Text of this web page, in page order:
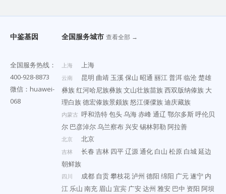
中鉴基因
全国服务热线：
400-928-8873
微信：huawei-
068
全国服务城市 查看全部 →
上海 上海
云南 昆明 曲靖 玉溪保山 昭通 丽江普洱临沧楚雄
彝族红河哈尼族彝族文山壮族苗族西双版纳傣族 大
理白族德宏傣族景颇族怒江傈僳族迪庆藏族
内蒙古 呼和浩特包头乌海赤峰通辽 鄂尔多斯呼伦贝
尔 巴彦淖尔乌兰察布 兴安锡林郭勒 阿拉善
北京 北京
吉林 长春 吉林 四平辽源通化 白山 松原 白城延边
朝鲜族
四川 成都 自贡攀枝花泸州 德阳 绵阳 广元遂宁 内
江 乐山 南充 眉山 宜宾 广安达州 雅安 巴中 资阳 阿坝